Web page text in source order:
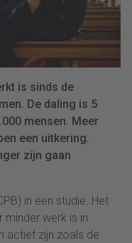
is sinds de
De daling is 5
mensen. Meer
een uitkering.
zijn gaan
in een studie. Het
werk is in
actief zijn zoals de